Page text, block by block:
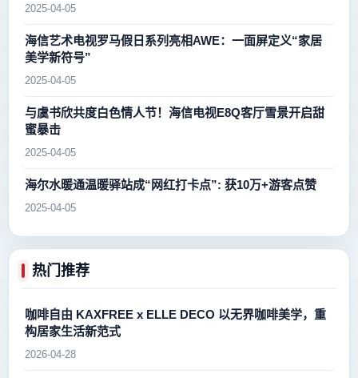
2025-04-05
海信艺术电视罗马假日系列亮相AWE：一面屏定义“家居
美学新符号”
2025-04-05
与虞书欣共度白色情人节！海信电视E8Q客厅雪景开启甜
蜜暴击
2025-04-05
海尔水暖通温暖驿站成“网红打卡点”: 获10万+游客点赞
2025-04-05
热门推荐
咖啡自由 KAXFREE x ELLE DECO 以无界咖啡美学，重
构居家生活新范式
2026-04-28